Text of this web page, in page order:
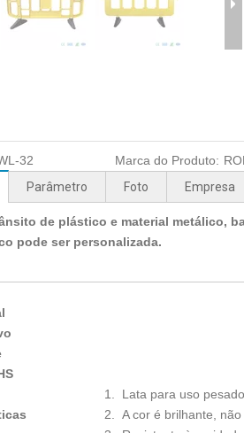
32 Marca do Produto:
Parâmetro Foto Empresa
de plástico e material metálico,
pode ser personalizada.
1. Lata para uso pesado.
2. A cor é brilhante, não